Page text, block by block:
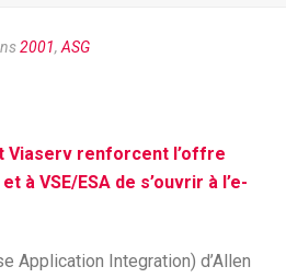
2001, ASG
Viaserv renforcent l’offre
à VSE/ESA de s’ouvrir à l’e-
Application Integration) d’Allen